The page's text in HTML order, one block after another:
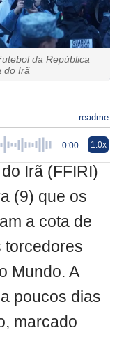
da República
do Irã
readme
0:00 1.0x
Irã (FFIRI)
(9) que os
a cota de
torcedores
Mundo. A
poucos dias
marcado